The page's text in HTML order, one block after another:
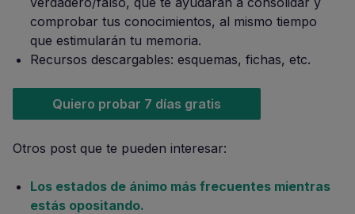
comprobar tus conocimientos, al mismo tiempo
que estimularán tu memoria.
Recursos descargables: esquemas, fichas, etc.
Quiero probar 7 días gratis
Otros post que te pueden interesar:
Los estados de ánimo más frecuentes mientras
estás opositando.